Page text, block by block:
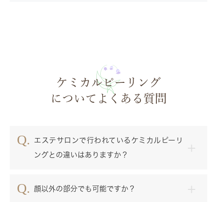
ケミカルピーリング
についてよくある質問
エステサロンで行われているケミカルピーリ
ングとの違いはありますか？
顔以外の部分でも可能ですか？